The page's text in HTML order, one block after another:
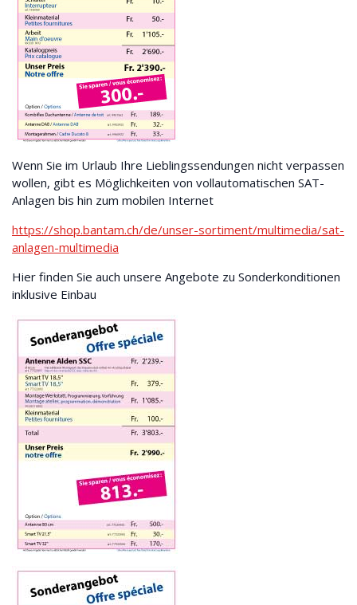
Wenn Sie im Urlaub Ihre Lieblingssendungen nicht verpassen
wollen, gibt es Möglichkeiten von vollautomatischen SAT-
Anlagen bis hin zum mobilen Internet
https://shop.bantam.ch/de/unser-sortiment/multimedia/sat-
anlagen-multimedia
Hier finden Sie auch unsere Angebote zu Sonderkonditionen
inklusive Einbau